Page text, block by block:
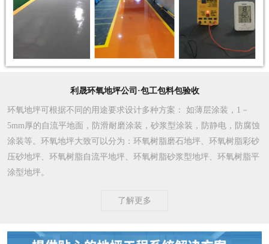
利晟环氧地坪公司·包工包料包验收
环氧地坪可根据不同的用途要求设计多种方案 ： 如薄层涂装，1－
5mm厚的自流平地面，防滑耐磨涂装，砂浆型涂装，防静电，防腐蚀
涂装等。环氧地坪大致可以分为：环氧树脂磨石地坪、环氧树脂彩砂
压砂地坪、环氧树脂自流平地坪、环氧树脂砂浆型地坪、环氧树脂平
涂型地坪。
了解更多